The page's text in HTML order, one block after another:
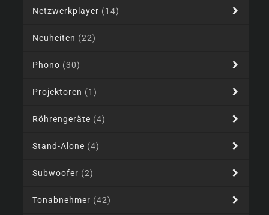
Netzwerkplayer (14)
Neuheiten (22)
Phono (30)
Projektoren (1)
Röhrengeräte (4)
Stand-Alone (4)
Subwoofer (2)
Tonabnehmer (42)